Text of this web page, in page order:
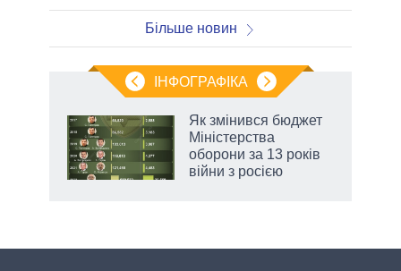
Більше новин
ІНФОГРАФІКА
Як змінився бюджет
Міністерства
оборони за 13 років
війни з росією